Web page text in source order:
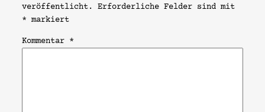
veröffentlicht.
Erforderliche Felder sind mit
* markiert
Kommentar *